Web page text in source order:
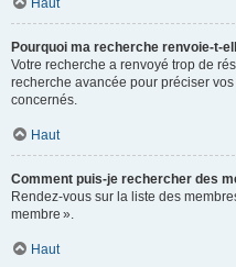
Haut
Pourquoi ma recherche renvoie-t-
Votre recherche a renvoyé trop de
recherche avancée pour préciser
concernés.
Haut
Comment puis-je rechercher des
Rendez-vous sur la liste des
membre ».
Haut